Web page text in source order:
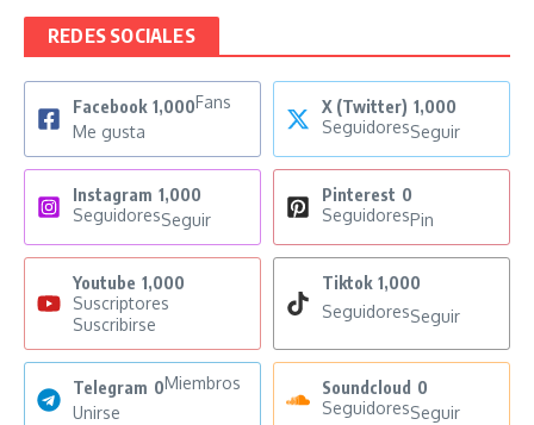
REDES SOCIALES
Facebook 1,000Fans
Me gusta
X (Twitter) 1,000
SeguidoresSeguir
Instagram 1,000
SeguidoresSeguir
Pinterest 0
SeguidoresPin
Youtube 1,000
Suscriptores
Suscribirse
Tiktok 1,000
SeguidoresSeguir
Telegram 0Miembros
Unirse
Soundcloud 0
SeguidoresSeguir